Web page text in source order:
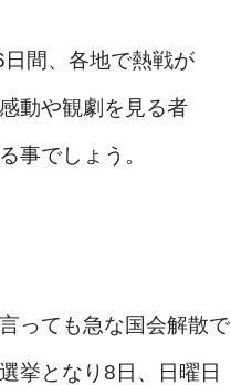
間、各地で熱戦が
動や観劇を見る者
事でしょう。
っても急な国会解散で
挙となり8日、日曜日